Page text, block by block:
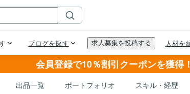
会員登録で10％割引クーポンを獲得！
出品一覧 ポートフォリオ スキル・経歴